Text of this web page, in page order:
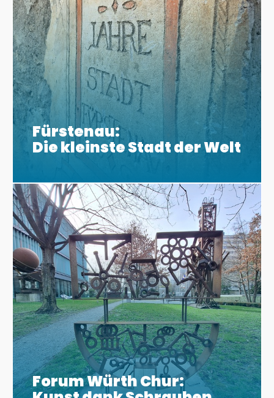
Fürstenau:
Die kleinste Stadt der Welt
Forum Würth Chur: